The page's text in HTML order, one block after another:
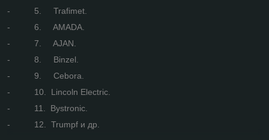
- 5. Trafimet.
- 6. AMADA.
- 7. AJAN.
- 8. Binzel.
- 9. Cebora.
- 10. Lincoln Electric.
- 11. Bystronic.
- 12. Trumpf и др.